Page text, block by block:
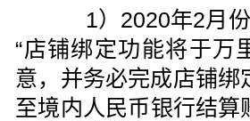
1）2020年2月份
“店铺绑定功能将于万
意，并务必完成店铺
至境内人民币银行结算